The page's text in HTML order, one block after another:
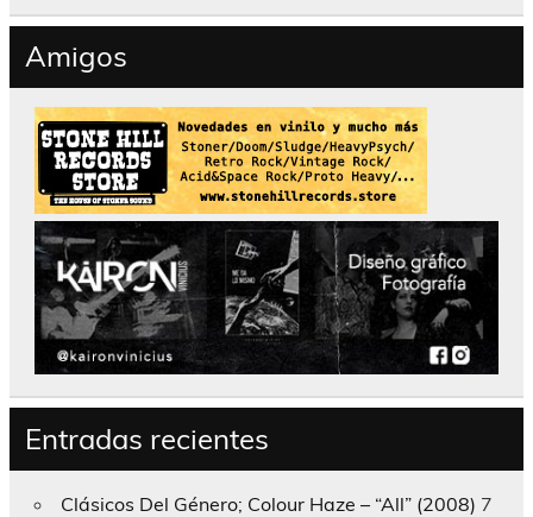
Amigos
Entradas recientes
Clásicos Del Género; Colour Haze – “All” (2008) 7